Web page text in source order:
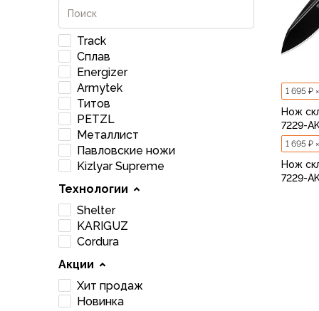
Варежки
Зимние перчатки
Всесезонные перчатки
Мембранные перчатки
Неопреновые перчатки
Полуперчатки
Головные уборы
Шапки
Маски, подшлемники
Капюшоны-банданы
Банданы, гейторы
Кепки и бейсболки
Шарфы
Панамы
Носки
Для треккинга
Носки для бега
Повседневные
Track
Сплав
Energizer
Armytek
Титов
PETZL
Металлист
Павловские ножи
Kizlyar Supreme
Технологии
Shelter
KARIGUZ
Cordura
Акции
Хит продаж
Новинка
1 695 ₽
Нож
7229-
1 695 ₽
Нож
7229-